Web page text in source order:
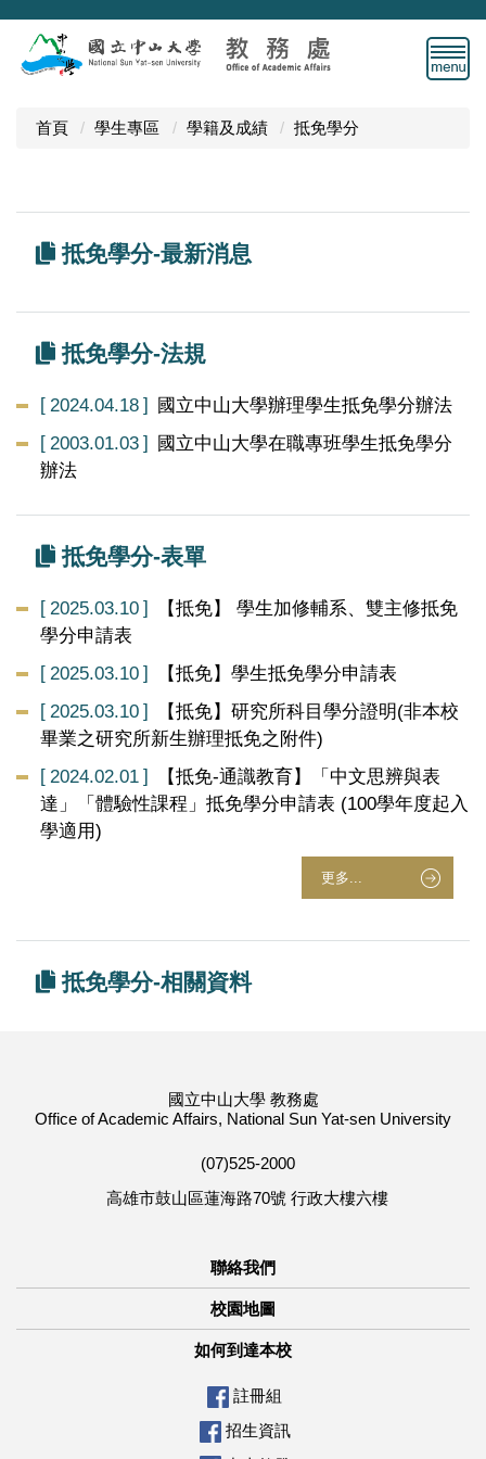
跳
主
首頁 學生專區 學籍及成績 抵免學分
抵免學分-最新消息
抵免學分-法規
2024.04.18 國立中山大學辦理學生抵免學分辦法
2003.01.03
國立中山大學在職專班學生抵免學分
辦法
抵免學分-表單
2025.03.10
【抵免】 學生加修輔系、雙主修抵免
學分申請表
2025.03.10 【抵免】學生抵免學分申請表
2025.03.10
【抵免】研究所科目學分證明(非本校
畢業之研究所新生辦理抵免之附件)
2024.02.01
【抵免-通識教育】「中文思辨與表
達」「體驗性課程」抵免學分申請表 (100學年度起入
學適用)
更多...
抵免學分-相關資料
國立中山大學 教務處
Office of Academic Affairs, National Sun Yat-sen University
(07)525-2000
高雄市鼓山區蓮海路70號 行政大樓六樓
聯絡我們
校園地圖
如何到達本校
註冊組
招生資訊